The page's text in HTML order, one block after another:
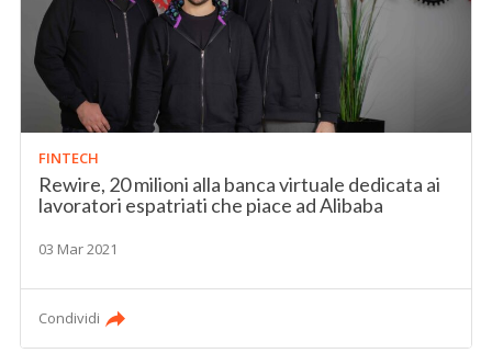
FINTECH
Rewire, 20 milioni alla banca virtuale dedicata ai
lavoratori espatriati che piace ad Alibaba
03 Mar 2021
Condividi